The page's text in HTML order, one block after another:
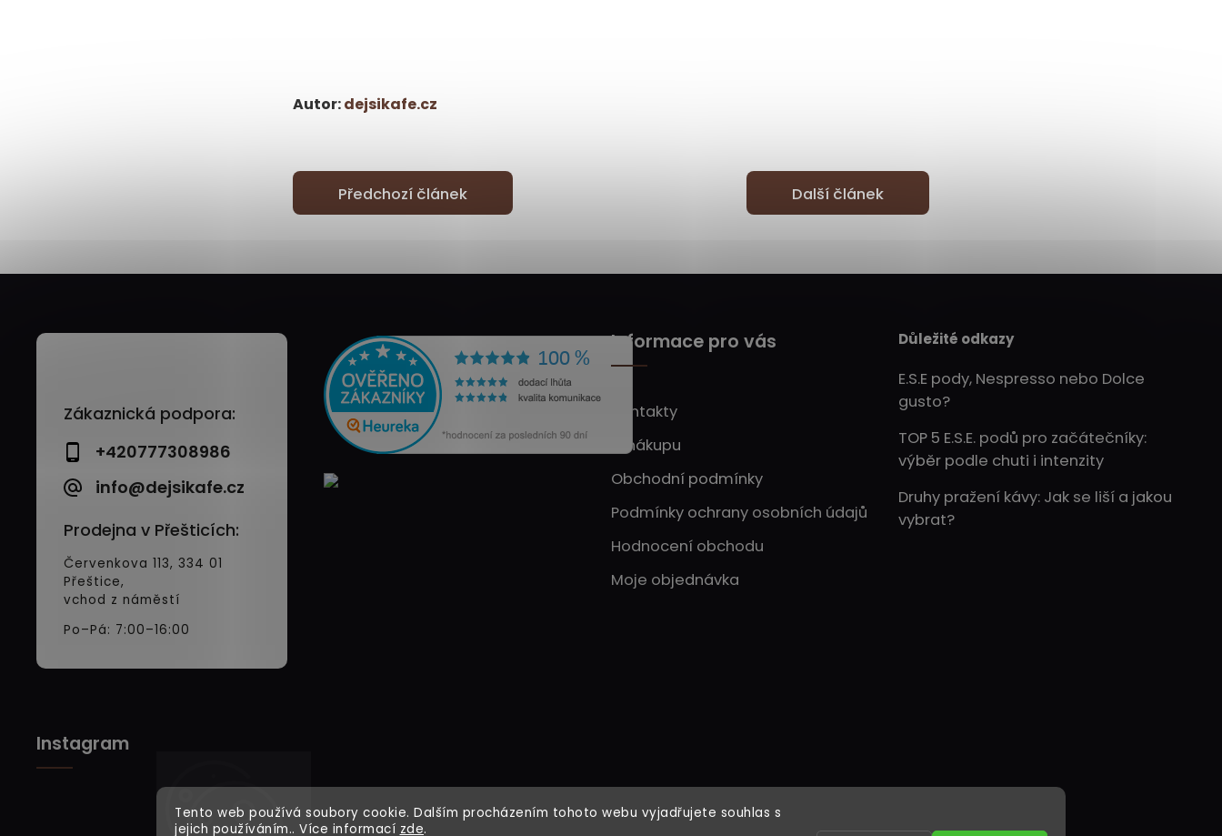
Tento web používá soubory cookie. Dalším procházením tohoto webu vyjadřujete souhlas s
jejich používáním.. Více informací zde.
Autor:dejsikafe.cz
Předchozí článek Další článek
Zákaznická podpora:
+420777308986
info@dejsikafe.cz
Prodejna v Přešticích:
Červenkova 113, 334 01
Přeštice,
vchod z náměstí
Po–Pá: 7:00–16:00
Informace pro vás
Kontakty
O nákupu
Obchodní podmínky
Podmínky ochrany osobních údajů
Hodnocení obchodu
Moje objednávka
Důležité odkazy
E.S.E pody, Nespresso nebo Dolce
gusto?
TOP 5 E.S.E. podů pro začátečníky:
výběr podle chuti i intenzity
Druhy pražení kávy: Jak se liší a jakou
vybrat?
Instagram